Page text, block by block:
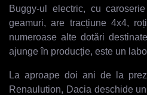
Buggy-ul electric, cu
geamuri, are tracțiune 4x4,
numeroase alte dotări
ajunge în producție, este un
La aproape doi ani de la
Renaulution, Dacia deschide